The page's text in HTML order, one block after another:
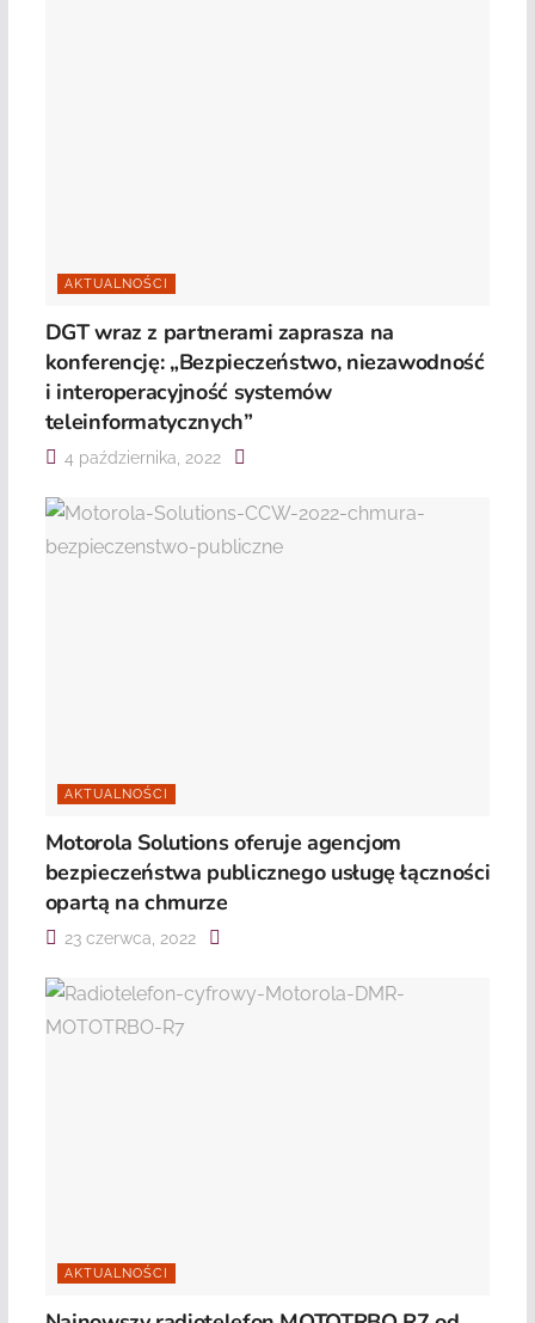
AKTUALNOŚCI
DGT wraz z partnerami zaprasza na
konferencję: „Bezpieczeństwo, niezawodność
i interoperacyjność systemów
teleinformatycznych”
4 października, 2022
AKTUALNOŚCI
Motorola Solutions oferuje agencjom
bezpieczeństwa publicznego usługę łączności
opartą na chmurze
23 czerwca, 2022
AKTUALNOŚCI